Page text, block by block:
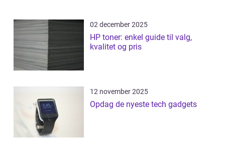
02 december 2025
HP toner: enkel guide til valg,
kvalitet og pris
12 november 2025
Opdag de nyeste tech gadgets